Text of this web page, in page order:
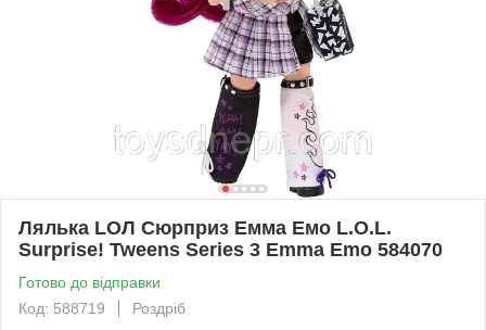
Лялька LОЛ Сюрприз Емма Емо L.O.L.
Surprise! Tweens Series 3 Emma Emo 584070
Готово до відправки
Код: 588719
Роздріб